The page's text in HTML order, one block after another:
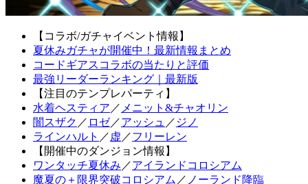
【コラボ/ガチャイベント情報】
夏休みガチャが開催中！最新情報まとめ
コードギアスコラボの当たりと評価
最強リーダーランキング｜最新版
【注目のテンプレパーティ】
水着ヘスティア ／ メニット&チャオリン
闇スザク ／ ロゼ／アッシュ ／ ジノ
ラインハルト ／ 虚 ／フリーレン
【開催中のダンジョン情報】
ワンタッチ夏休み ／アイランドコロシアム
魔夏の＋限界突破コロシアム ／ ノーランド降臨